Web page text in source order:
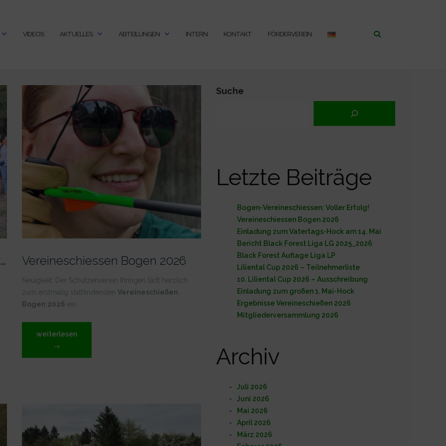
VIDEOS AKTUELLES ABTEILUNGEN INTERN KONTAKT FÖRDERVEREIN
B
ogen-Vereineschiessen: Voller Erfolg! Vereineschiessen Bogen 2026
Neuigkeit: Der Schützenverein Ihringen lädt herzlich
zum erstmalig stattfindenden Vereineschießen
Bogen 2026 ein.
„Vereineschiessen
Bogen
2026“
weiterlesen
→
Suche
Letzte Beiträge
Bogen-Vereineschiessen: Voller Erfolg!
Vereineschiessen Bogen 2026
Einladung zum Vatertags-Hock am 14. Mai
Bericht Black Forest Liga LG 2025_2026
Black Forest Auflage Liga LP
Liliental Cup 2026 – Teilnehmerliste
10. Liliental Cup 2026 – Ausschreibung
Einladung zum großen 1. Mai-Hock
Ergebnisse Vereineschießen 2026
Mitgliederversammlung 2026
Archiv
Juli 2026
Juni 2026
Mai 2026
April 2026
März 2026